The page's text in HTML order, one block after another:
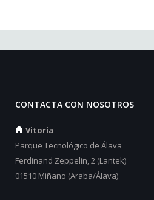
CONTACTA CON NOSOTROS
Vitoria
Parque Tecnológico de Álava
Ferdinand Zeppelin, 2 (Lantek)
01510 Miñano (Araba/Álava)